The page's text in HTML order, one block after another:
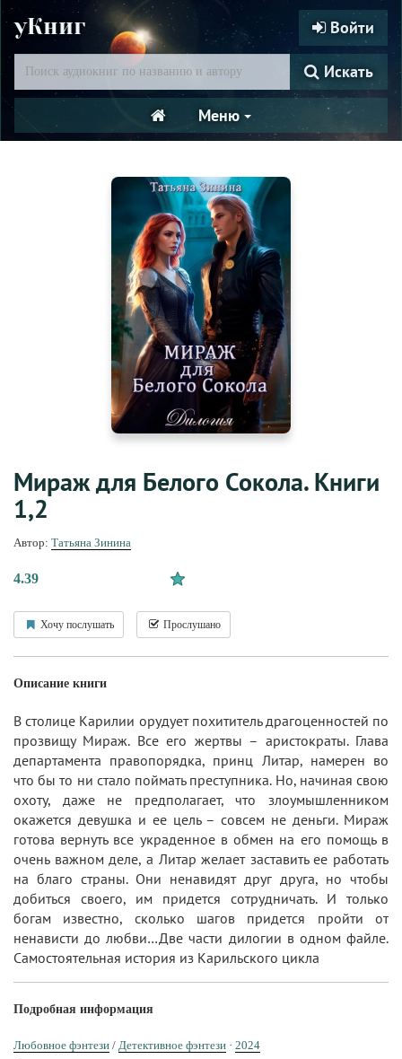
уКниг Войти
Искать
Меню
Мираж для Белого Сокола. Книги
1,2
Автор: Татьяна Зинина
4.39
Хочу послушать Прослушано
Описание книги
В столице Карилии орудует похититель драгоценностей по
прозвищу Мираж. Все его жертвы – аристократы. Глава
департамента правопорядка, принц Литар, намерен во
что бы то ни стало поймать преступника. Но, начиная свою
охоту, даже не предполагает, что злоумышленником
окажется девушка и ее цель – совсем не деньги. Мираж
готова вернуть все украденное в обмен на его помощь в
очень важном деле, а Литар желает заставить ее работать
на благо страны. Они ненавидят друг друга, но чтобы
добиться своего, им придется сотрудничать. И только
богам известно, сколько шагов придется пройти от
ненависти до любви…Две части дилогии в одном файле.
Самостоятельная история из Карильского цикла
Подробная информация
Любовное фэнтези / Детективное фэнтези · 2024